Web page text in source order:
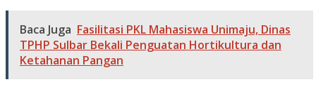
Baca Juga Fasilitasi PKL Mahasiswa Unimaju, Dinas
TPHP Sulbar Bekali Penguatan Hortikultura dan
Ketahanan Pangan